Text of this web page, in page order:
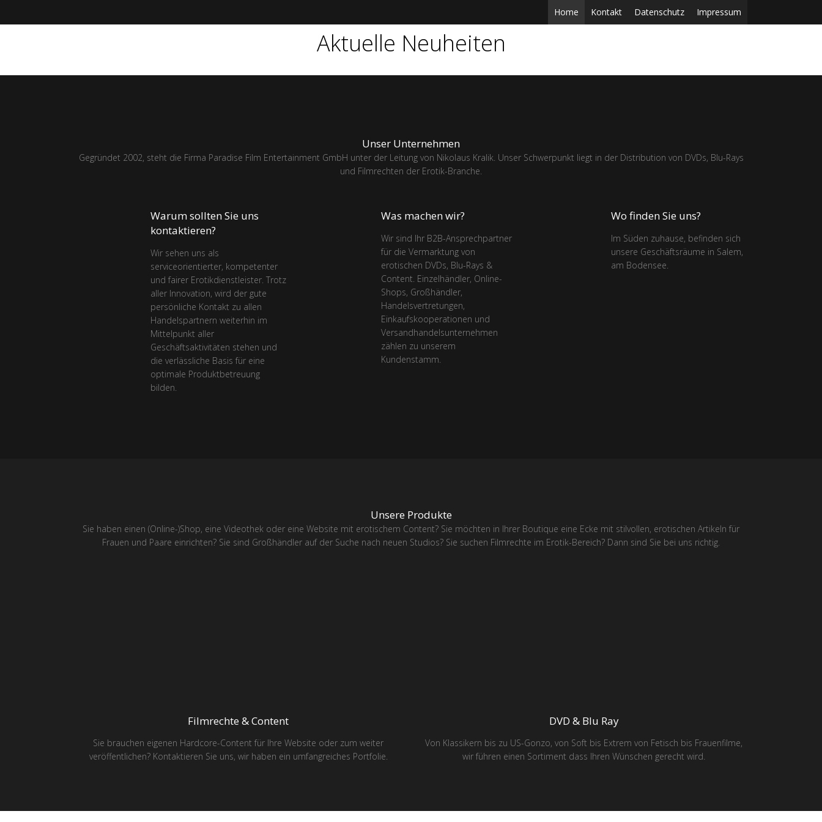
Home Kontakt Datenschutz Impressum
Aktuelle Neuheiten
Unser Unternehmen
Gegründet 2002, steht die Firma Paradise Film Entertainment GmbH unter der Leitung von Nikolaus Kralik. Unser Schwerpunkt liegt in der Distribution von DVDs, Blu-Rays
und Filmrechten der Erotik-Branche.
Warum sollten Sie uns
kontaktieren?
Wir sehen uns als
serviceorientierter, kompetenter
und fairer Erotikdienstleister. Trotz
aller Innovation, wird der gute
persönliche Kontakt zu allen
Handelspartnern weiterhin im
Mittelpunkt aller
Geschäftsaktivitäten stehen und
die verlässliche Basis für eine
optimale Produktbetreuung
bilden.
Was machen wir?
Wir sind Ihr B2B-Ansprechpartner
für die Vermarktung von
erotischen DVDs, Blu-Rays &
Content. Einzelhändler, Online-
Shops, Großhändler,
Handelsvertretungen,
Einkaufskooperationen und
Versandhandelsunternehmen
zählen zu unserem
Kundenstamm.
Wo finden Sie uns?
Im Süden zuhause, befinden sich
unsere Geschäftsräume in Salem,
am Bodensee.
Unsere Produkte
Sie haben einen (Online-)Shop, eine Videothek oder eine Website mit erotischem Content? Sie möchten in Ihrer Boutique eine Ecke mit stilvollen, erotischen Artikeln für
Frauen und Paare einrichten? Sie sind Großhändler auf der Suche nach neuen Studios? Sie suchen Filmrechte im Erotik-Bereich? Dann sind Sie bei uns richtig.
Filmrechte & Content
Sie brauchen eigenen Hardcore-Content für Ihre Website oder zum weiter
veröffentlichen? Kontaktieren Sie uns, wir haben ein umfangreiches Portfolie.
DVD & Blu Ray
Von Klassikern bis zu US-Gonzo, von Soft bis Extrem von Fetisch bis Frauenfilme,
wir führen einen Sortiment dass Ihren Wünschen gerecht wird.